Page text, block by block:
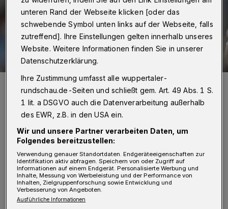
Zwei Treffer: Fabian Gutbrod.
Foto: Dirk Freund
B is auf Max Darj, der nach dem
Viertelfinal-Aus mit Schweden bei den
Olympischen Spielen noch nicht wieder in den
BHC-Alltag zurückgekehrt ist, bot Trainer
unteren Rand der Webseite klicken [oder das
schwebende Symbol unten links auf der Webseite, falls
zutreffend]. Ihre Einstellungen gelten innerhalb unseres
Website. Weitere Informationen finden Sie in unserer
Datenschutzerklärung.
Ihre Zustimmung umfasst alle wuppertaler-
rundschau.de-Seiten und schließt gem. Art. 49 Abs. 1 S.
1 lit. a DSGVO auch die Datenverarbeitung außerhalb
des EWR, z.B. in den USA ein.
Wir und unsere Partner verarbeiten Daten, um
Folgendes bereitzustellen:
Verwendung genauer Standortdaten. Endgeräteeigenschaften zur
Identifikation aktiv abfragen. Speichern von oder Zugriff auf
Informationen auf einem Endgerät. Personalisierte Werbung und
Inhalte, Messung von Werbeleistung und der Performance von
Inhalten, Zielgruppenforschung sowie Entwicklung und
Verbesserung von Angeboten.
Ausführliche Informationen